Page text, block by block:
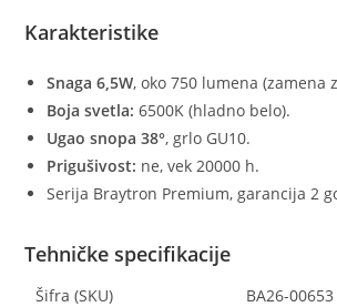
Karakteristike
Snaga 6,5W, oko 750 lumena (zamena
Boja svetla: 6500K (hladno belo).
Ugao snopa 38°, grlo GU10.
Prigušivost: ne, vek 20000 h.
Serija Braytron Premium, garancija 2
Tehničke specifikacije
Šifra (SKU) BA26-00653